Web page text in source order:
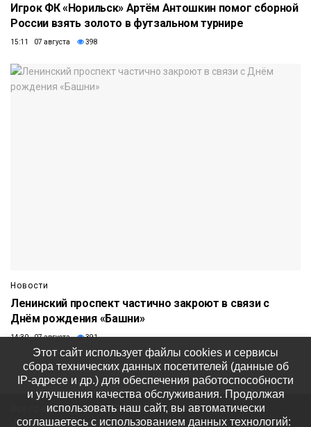
Игрок ФК «Норильск» Артём Антошкин помог сборной
России взять золото в футзальном турнире
15:11 07 августа 398
Новости
Ленинский проспект частично закроют в связи с
Днём рождения «Башни»
14:30 07 августа 391
Все права защищены © ООО
«Медиакомпания «Северный
Этот сайт использует файлы cookies и сервисы
сбора технических данных посетителей (данные об
IP-адресе и др.) для обеспечения работоспособности
и улучшения качества обслуживания. Продолжая
использовать наш сайт, вы автоматически
соглашаетесь с использованием данных технологий: